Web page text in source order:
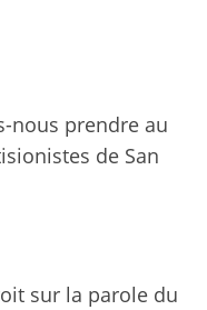
nous prendre au
de San
sur la parole du